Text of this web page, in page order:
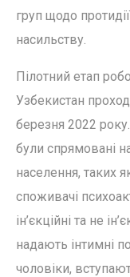
груп щодо
насильству.
Пілотний етап
Узбекистан
березня 2022
були спрямовані
населення, таких
споживачі
ін’єкційні та не
надають інтимні
чоловіки,